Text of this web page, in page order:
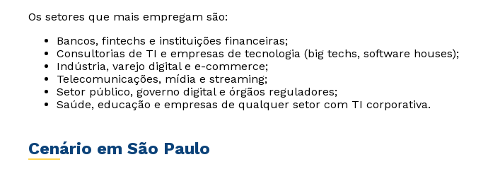
Os setores que mais empregam são:
Bancos, fintechs e instituições financeiras;
Consultorias de TI e empresas de tecnologia (big techs, software houses);
Indústria, varejo digital e e-commerce;
Telecomunicações, mídia e streaming;
Setor público, governo digital e órgãos reguladores;
Saúde, educação e empresas de qualquer setor com TI corporativa.
Cenário em São Paulo